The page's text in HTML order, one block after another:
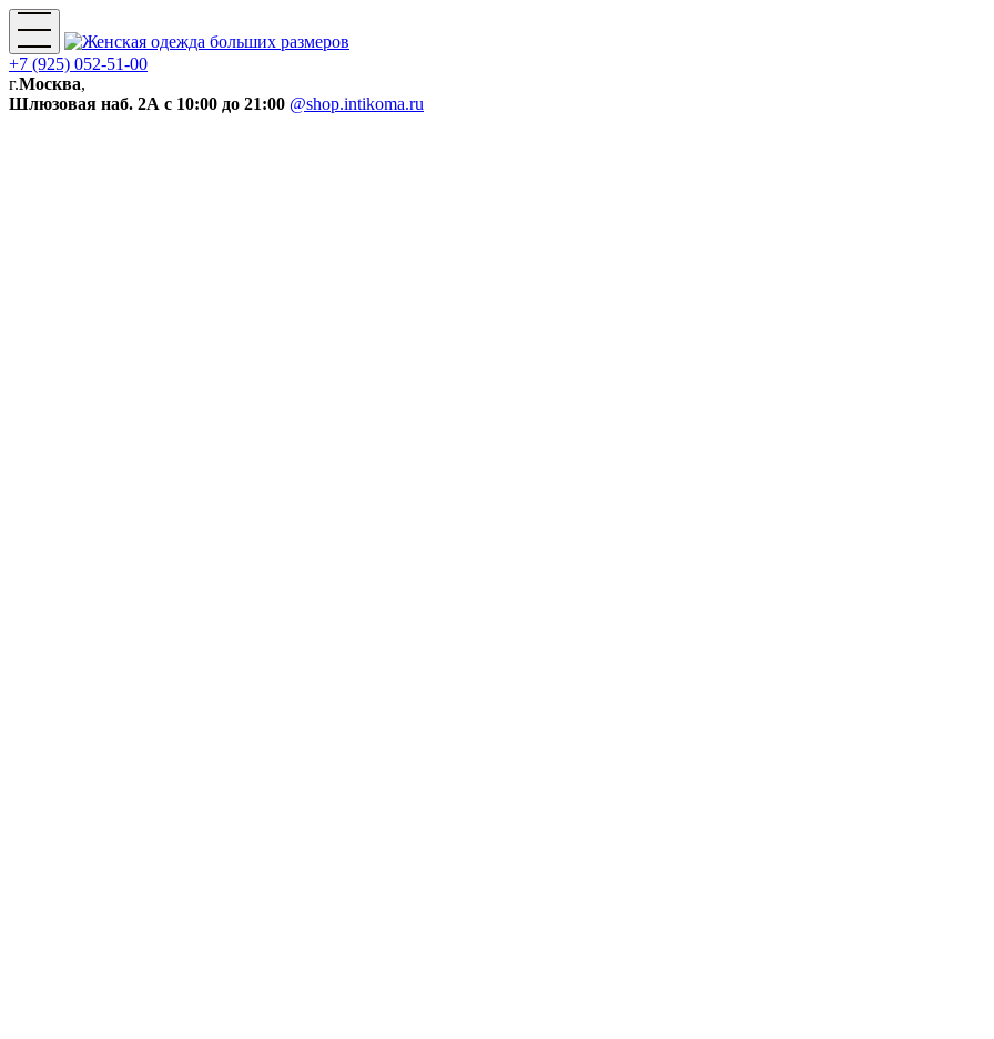
+7 (925) 052-51-00
г.Москва,
Шлюзовая наб. 2А с 10:00 до 21:00 @shop.intikoma.ru